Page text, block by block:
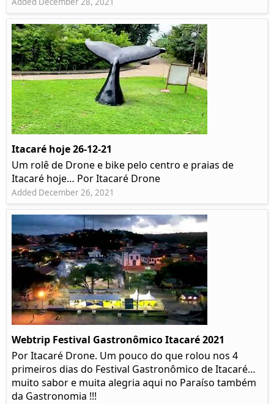
Itacaré hoje 26-12-21
Um rolê de Drone e bike pelo centro e praias de
Itacaré hoje… Por Itacaré Drone
Added December 26, 2021
Webtrip Festival Gastronômico Itacaré 2021
Por Itacaré Drone. Um pouco do que rolou nos 4
primeiros dias do Festival Gastronômico de Itacaré…
muito sabor e muita alegria aqui no Paraíso também
da Gastronomia !!!